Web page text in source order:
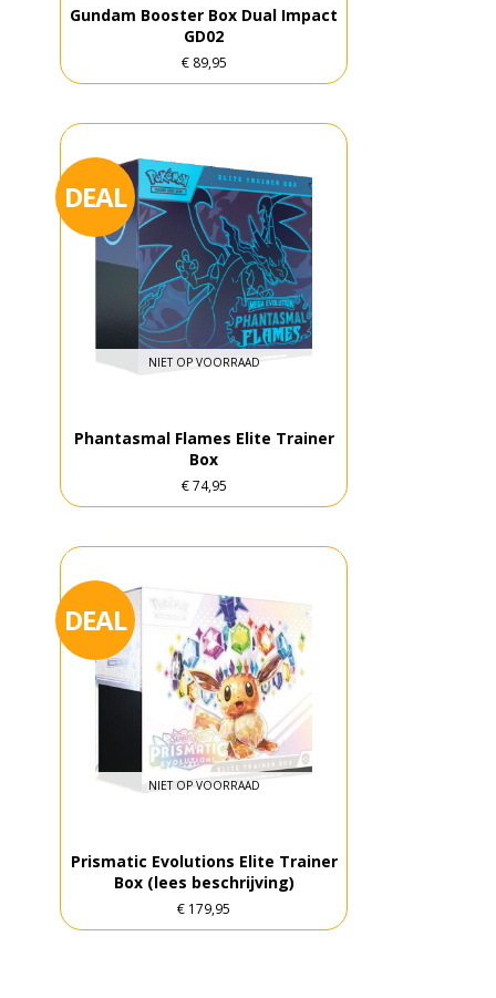
Gundam Booster Box Dual Impact
GD02
€89,95
DEAL
NIET OP VOORRAAD
Phantasmal Flames Elite Trainer
Box
€74,95
DEAL
NIET OP VOORRAAD
Prismatic Evolutions Elite Trainer
Box (lees beschrijving)
€ 179,95